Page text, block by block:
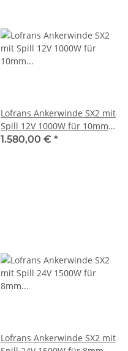
Lofrans Ankerwinde SX2 mit
Spill 12V 1000W für 10mm
Kette 636653
1.580,00 € *
Lofrans Ankerwinde SX2 mit